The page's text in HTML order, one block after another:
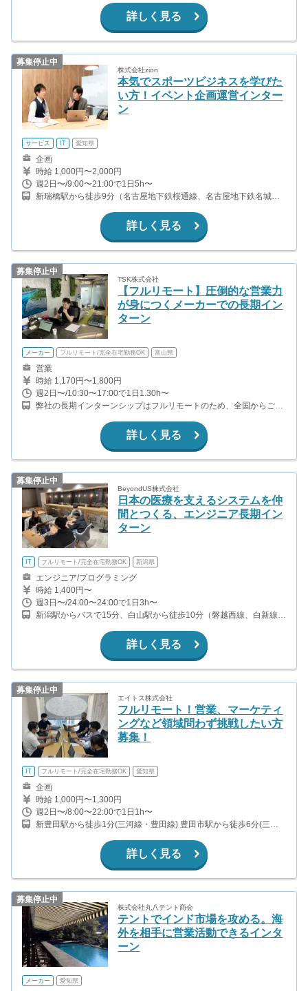
詳しく見る
募集停止中
株式会社zion
本気でスポーツビジネスを学びた
い方！イベント企画運営インター
ン
サービス IT 愛知県
企画
時給 1,000円〜2,000円
週2日〜/9:00〜21:00で1日5h〜
新瑞橋駅から徒歩9分（名古屋地下鉄桜通線、名古屋地下鉄名城
詳しく見る
募集停止中
TSK株式会社
【フルリモート】圧倒的な営業力
が身につくメーカーでの長期イン
ターン
メーカー フルリモート/完全在宅勤務OK 富山県
営業
時給 1,170円〜1,800円
週2日〜/10:30〜17:00で1日1.30h〜
弊社の長期インターンシップはフルリモートのため、全国からご応
参考までに交通アクセスを記載します↓ 越中三郷駅から車で4分（富
詳しく見る
募集停止中
BeyondUS株式会社
日本の医療を支えるシステムを仲
間とつくる、エンジニア長期イン
ターン
IT フルリモート/完全在宅勤務OK 新潟県
エンジニア/プログラミング
時給 1,400円〜
週3日〜/24:00〜24:00で1日3h〜
新潟駅からバスで15分、白山駅から徒歩10分（磐越西線、白新線、
詳しく見る
募集停止中
エイトス株式会社
フルリモート！営業、マーケティ
ングなど領域問わず挑戦したい方
募集！
IT フルリモート/完全在宅勤務OK 愛知県
企画
時給 1,000円〜1,300円
週2日〜/8:00〜22:00で1日1h〜
新豊田駅から徒歩1分(三河線・豊田線) 豊田市駅から徒歩6分(三河
詳しく見る
募集停止中
株式会社丸八テント商会
テントでインド市場を攻める。海
外を相手に営業活動できるインタ
ーン
メーカー 愛知県